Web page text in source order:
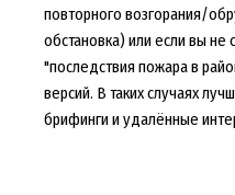
повторного возгорания/
обстановка) или если вы не
"последствия пожара в
версий. В таких случаях
брифинги и удалённые